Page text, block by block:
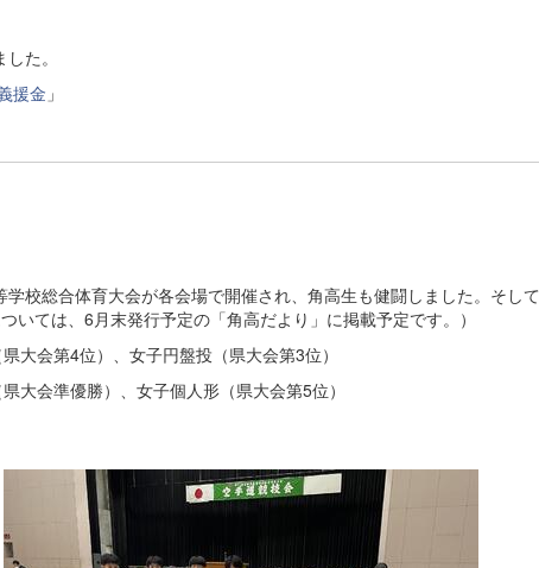
た。
援金 」
校総合体育大会が各会場で開催され、角高生も健闘しました。そし
いては、6月末発行予定の「角高だより」に掲載予定です。）
会第4位）、女子円盤投（県大会第3位）
会準優勝）、女子個人形（県大会第5位）